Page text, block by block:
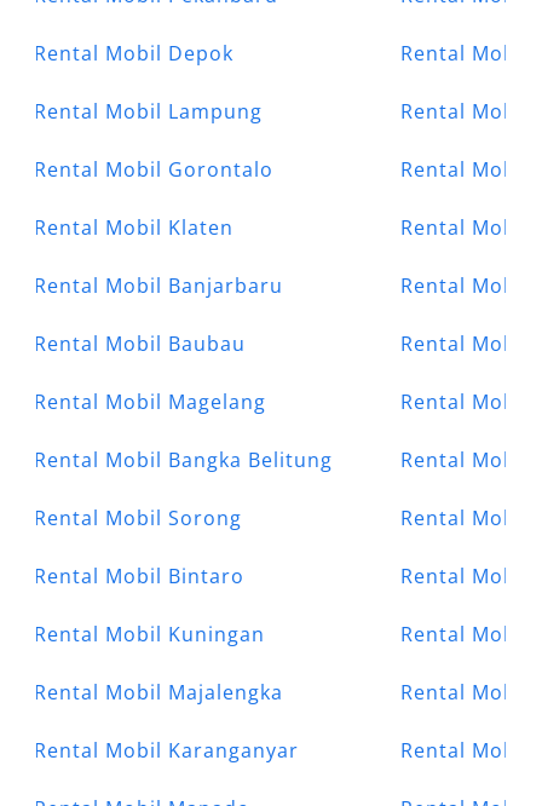
Rental Mobil Depok
Rental Mobil Lampung
Rental Mobil Gorontalo
Rental Mobil Klaten
Rental Mobil Banjarbaru
Rental Mobil Baubau
Rental Mobil Magelang
Rental Mobil Bangka Belitung
Rental Mobil Sorong
Rental Mobil Bintaro
Rental Mobil Kuningan
Rental Mobil Majalengka
Rental Mobil Karanganyar
Rental Mobil
Rental Mobil
Rental Mobil
Rental Mobil
Rental Mobil
Rental Mobil
Rental Mobil
Rental Mobil
Rental Mobil
Rental Mobil
Rental Mobil
Rental Mobil
Rental Mobil